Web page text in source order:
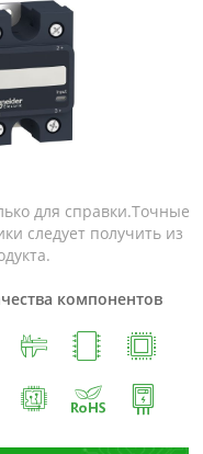
для справки.Точные
следует получить из
компонентов